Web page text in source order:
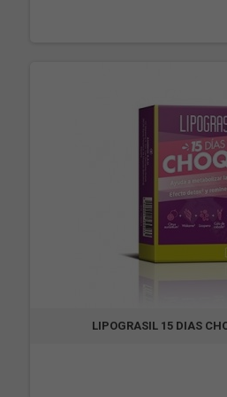
LIPOGRASIL 15 DIAS